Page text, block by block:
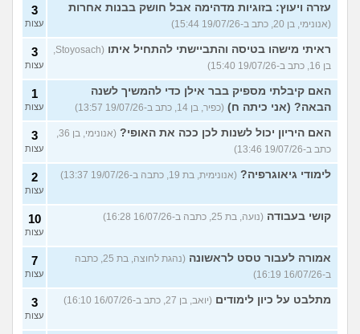
עזרה ויעוץ: בזוגיות מדהימה אבל חושק בבנות אחרות
(אנונימי, בן 20, כתב ב-19/07/26 15:44)
3
עצות
ראיתי מישהו בטיסה והתביישתי להתחיל איתו
(Stoyosach,
בן 16, כתב ב-19/07/26 15:40)
3
עצות
האם קיבלתי מספיק בבר אילן כדי להמשיך לשנה
הבאה? (אני כיתה ח) (כפיר, בן 14, כתב ב-19/07/26 13:57)
1
עצות
האם היריון יכול לשנות לכן ככה את האופי?
(אנונימי, בן 36,
כתב ב-19/07/26 13:46)
3
עצות
לימודי גיאוגרפיה? (אנונימית, בת 19, כתבה ב-19/07/26 13:37) 2
עצות
קושי בעבודה (נועה, בת 25, כתבה ב-16/07/26 16:28) 10
עצות
אמורה לעבור טסט לראשונה
(נהגת לחוצה, בת 25, כתבה
ב-16/07/26 16:19)
7
עצות
מתלבט על כיון לימודים (יואב, בן 27, כתב ב-16/07/26 16:10) 3
עצות